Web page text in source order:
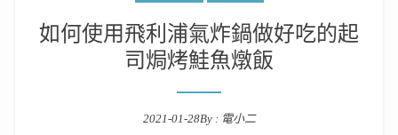
如何使用飛利浦氣炸鍋做好吃的起
司焗烤鮭魚燉飯
2021-01-28By : 電小二